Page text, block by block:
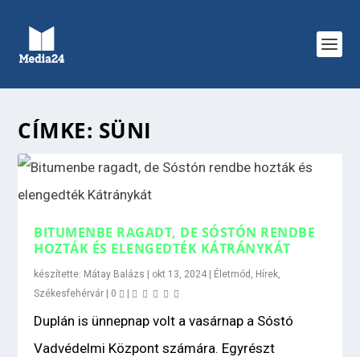
CÍMKE: SÜNI
BITUMENBE RAGADT, DE SÓSTÓN RENDBE
HOZTÁK ÉS ELENGEDTÉK KÁTRÁNYKÁT
készítette: Mátay Balázs okt 13, 2024 Életmód , Hírek,
Székesfehérvár
0
Duplán is ünnepnap volt a vasárnap a Sóstó
Vadvédelmi Központ számára. Egyrészt